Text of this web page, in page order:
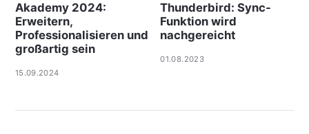
Akademy 2024:
Erweitern,
Professionalisieren und
großartig sein
15.09.2024
Thunderbird: Sync-
Funktion wird
nachgereicht
01.08.2023